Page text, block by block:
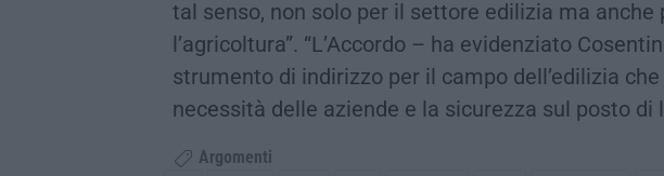
tal senso, non solo per il settore edilizia ma anche
l’agricoltura”. “L’Accordo – ha evidenziato
strumento di indirizzo per il campo dell’edilizia
necessità delle aziende e la sicurezza sul posto di
Argomenti